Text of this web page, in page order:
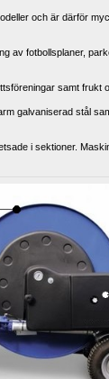
och är därför
av fotbollsplaner,
samt frukt
galvaniserad stål
i sektioner.